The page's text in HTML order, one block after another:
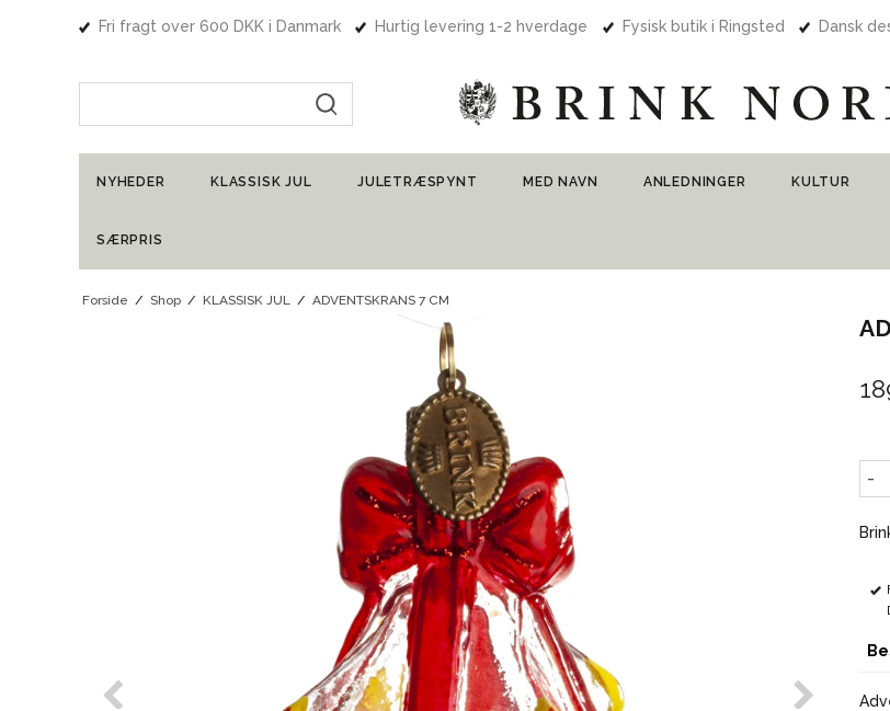
Fri fragt over 600 DKK i Danmark Hurtig levering 1-2 hverdage Fysisk butik i Ringsted Dansk
NYHEDER KLASSISK JUL JULETRÆSPYNT MED NAVN ANLEDNINGER KULTUR
SÆRPRIS
Forside / Shop / KLASSISK JUL / ADVENTSKRANS 7 CM
-